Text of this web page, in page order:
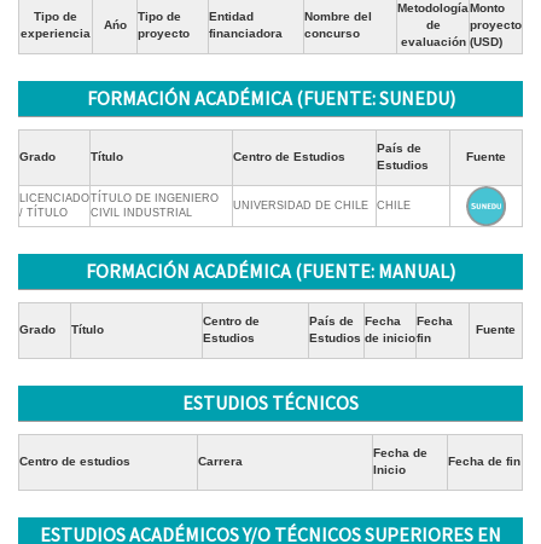
Tipo de
experiencia
Ańo
Tipo de
proyecto
Entidad
financiadora
Nombre del
concurso
Metodología
de
evaluación
Monto
proyecto
(USD)
FORMACIÓN ACADÉMICA (FUENTE: SUNEDU)
Grado Título Centro de Estudios
País de
Estudios
Fuente
LICENCIADO
/ TÍTULO
TÍTULO DE INGENIERO
CIVIL INDUSTRIAL
UNIVERSIDAD DE CHILE CHILE
FORMACIÓN ACADÉMICA (FUENTE: MANUAL)
Grado Título
Centro de
Estudios
País de
Estudios
Fecha
de inicio
Fecha
fin
Fuente
ESTUDIOS TÉCNICOS
Centro de estudios Carrera
Fecha de
Inicio
Fecha de fin
ESTUDIOS ACADÉMICOS Y/O TÉCNICOS SUPERIORES EN